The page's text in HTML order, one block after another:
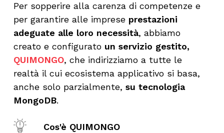
Per sopperire alla carenza di competenze e
per garantire alle imprese prestazioni
adeguate alle loro necessità, abbiamo
creato e configurato un servizio gestito,
QUIMONGO, che indirizziamo a tutte le
realtà il cui ecosistema applicativo si basa,
anche solo parzialmente, su tecnologia
MongoDB.
Cos'è QUIMONGO